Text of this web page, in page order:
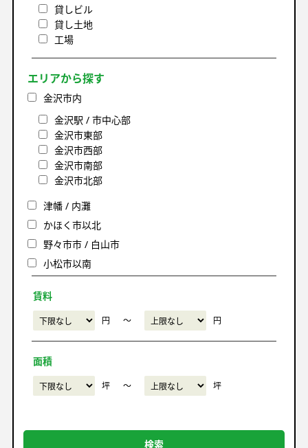
貸しビル
貸し土地
工場
エリアから探す
金沢市内
金沢駅 / 市中心部
金沢市東部
金沢市西部
金沢市南部
金沢市北部
津幡 / 内灘
かほく市以北
野々市市 / 白山市
小松市以南
賃料
円 〜 円
面積
坪 〜 坪